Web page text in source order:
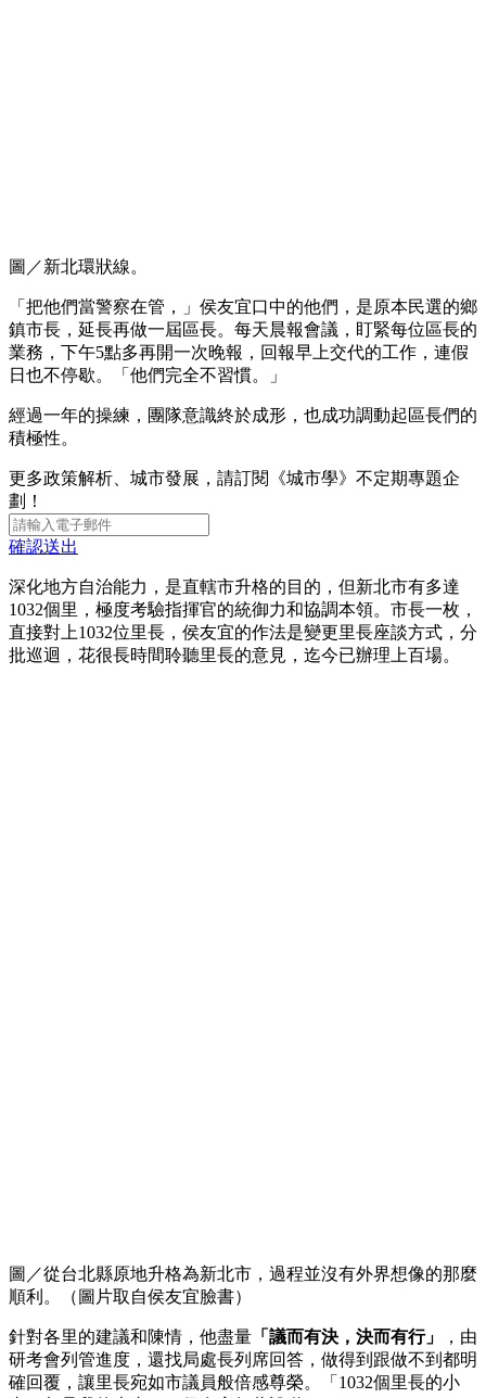
圖／新北環狀線。
「把他們當警察在管，」侯友宜口中的他們，是原本民選的鄉
鎮市長，延長再做一屆區長。每天晨報會議，盯緊每位區長的
業務，下午5點多再開一次晚報，回報早上交代的工作，連假
日也不停歇。「他們完全不習慣。」
經過一年的操練，團隊意識終於成形，也成功調動起區長們的
積極性。
更多政策解析、城市發展，請訂閱《城市學》不定期專題企
劃！
確認送出
深化地方自治能力，是直轄市升格的目的，但新北市有多達
1032個里，極度考驗指揮官的統御力和協調本領。市長一枚，
直接對上1032位里長，侯友宜的作法是變更里長座談方式，分
批巡迴，花很長時間聆聽里長的意見，迄今已辦理上百場。
圖／從台北縣原地升格為新北市，過程並沒有外界想像的那麼
順利。（圖片取自侯友宜臉書）
針對各里的建議和陳情，他盡量 「議而有決，決而有行」
，由
研考會列管進度，還找局處長列席回答，做得到跟做不到都明
確回覆，讓里長宛如市議員般倍感尊榮。「1032個里長的小